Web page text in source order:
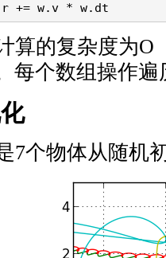
+= w.v * w.dt
算的复杂度为O
每个数组操作
7个物体从随机